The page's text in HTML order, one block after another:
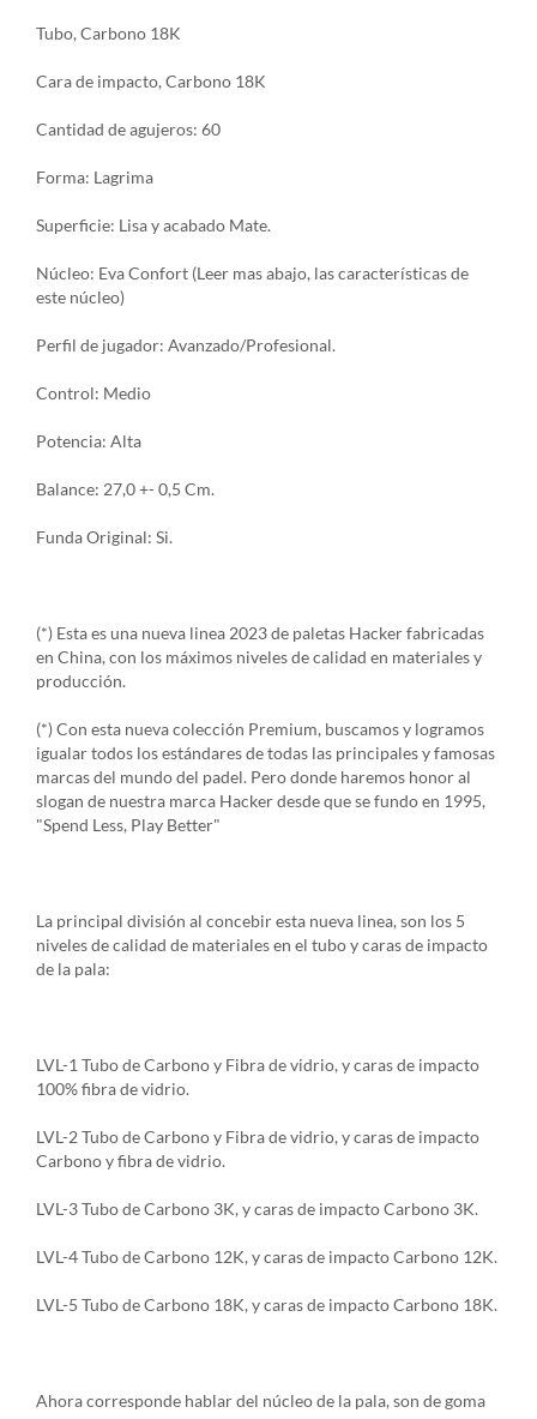
Tubo, Carbono 18K
Cara de impacto, Carbono 18K
Cantidad de agujeros: 60
Forma: Lagrima
Superficie: Lisa y acabado Mate.
Núcleo: Eva Confort (Leer mas abajo, las características de
este núcleo)
Perfil de jugador: Avanzado/Profesional.
Control: Medio
Potencia: Alta
Balance: 27,0 +- 0,5 Cm.
Funda Original: Si.
(*) Esta es una nueva linea 2023 de paletas Hacker fabricadas
en China, con los máximos niveles de calidad en materiales y
producción.
(*) Con esta nueva colección Premium, buscamos y logramos
igualar todos los estándares de todas las principales y famosas
marcas del mundo del padel. Pero donde haremos honor al
slogan de nuestra marca Hacker desde que se fundo en 1995,
"Spend Less, Play Better"
La principal división al concebir esta nueva linea, son los 5
niveles de calidad de materiales en el tubo y caras de impacto
de la pala:
LVL-1 Tubo de Carbono y Fibra de vidrio, y caras de impacto
100% fibra de vidrio.
LVL-2 Tubo de Carbono y Fibra de vidrio, y caras de impacto
Carbono y fibra de vidrio.
LVL-3 Tubo de Carbono 3K, y caras de impacto Carbono 3K.
LVL-4 Tubo de Carbono 12K, y caras de impacto Carbono 12K.
LVL-5 Tubo de Carbono 18K, y caras de impacto Carbono 18K.
Ahora corresponde hablar del núcleo de la pala, son de goma